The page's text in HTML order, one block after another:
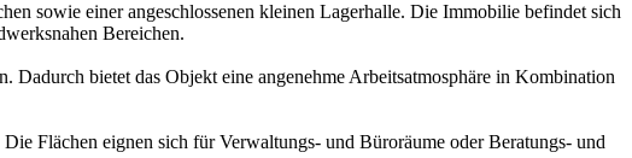
sowie einer angeschlossenen kleinen Lagerhalle. Die Immobilie befindet sich
Bereichen.
bietet das Objekt eine angenehme Arbeitsatmosphäre in Kombination
Flächen eignen sich für Verwaltungs- und Büroräume oder Beratungs- und